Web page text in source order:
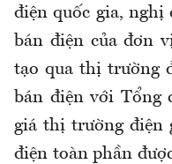
điện quốc gia,
bán điện của đơn
tạo qua thị trường
bán điện với Tổng
giá thị trường điện
điện toàn phần